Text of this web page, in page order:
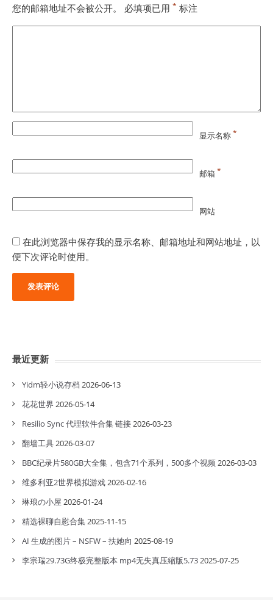
您的邮箱地址不会被公开。 必填项已用 * 标注
显示名称*
邮箱*
网站
在此浏览器中保存我的显示名称、邮箱地址和网站地址，以
便下次评论时使用。
最近更新
Yidm轻小说存档 2026-06-13
花花世界 2026-05-14
Resilio Sync 代理软件合集 链接2026-03-23
翻墙工具2026-03-07
BBC纪录片580GB大全集，包含71个系列，500多个视频2026-03-03
维多利亚2世界模拟游戏2026-02-16
琳琅の小屋 2026-01-24
精选裸聊自慰合集2025-11-15
AI 生成的图片 – NSFW – 扶她向 2025-08-19
李宗瑞29.73G终极完整版本 mp4无失真压縮版5.732025-07-25